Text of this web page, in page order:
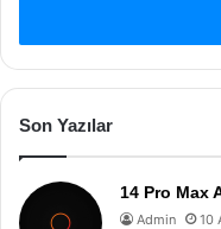
Son Yazılar
14 Pro Max
Admin 10